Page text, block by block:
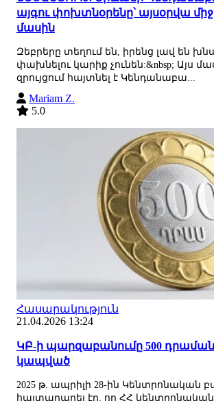
այգու փոխտնօրենը՝ այսօրվա
մասին
Զեբրերը տեղում են, իրենց լավ են
փախնելու կարիք չունեն:&nbsp; Այս
զրույցում հայտնել է Կենդանաբա...
Mariam Z.
5.0
Հասարակություն
21.04.2026 13:24
ԿԲ-ի պարզաբանումը 500
կապված
2025 թ. ապրիլի 28-ին Կենտրոնական
հայտարարել էր, որ ՀՀ